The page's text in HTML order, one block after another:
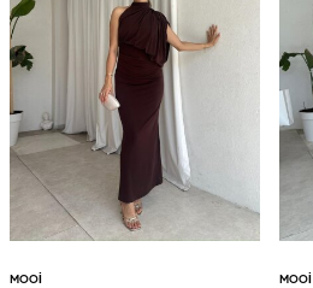
MOOI MOOI